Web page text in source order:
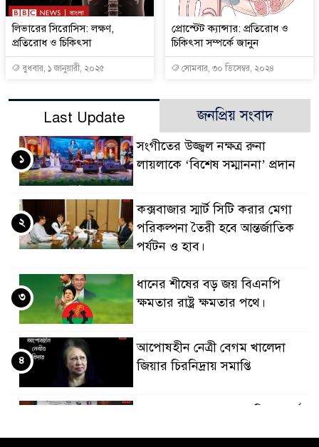
লিভারের সিরোসিস: লক্ষণ,
প্রতিরোধ ও চিকিৎসা
বুধবার, ১ জানুয়ারী, ২০২৫
প্রোস্টেট ক্যান্সার: প্রতিরোধ ও
চিকিৎসা সম্পর্কে জানুন
সোমবার, ৩০ ডিসেম্বর, ২০২৪
Last Update জনপ্রিয় সংবাদ
সংগীতের উজ্জ্বল নক্ষত্র রুনা
লায়লাকে ‘বিশেষ সম্মাননা’ প্রদান
১
কক্সবাজার স্মার্ট সিটি করার মেগা
পরিকল্পনা তৈরী হবে আন্তর্জাতিক
পর্যটন ও হাব।
২
ধানের শীষের বড় জয় বিএনপি
ক্ষমতার রাষ্ট্র ক্ষমতার পথে।
৩
আপোষহীন নেত্রী বেগম খালেদা
জিয়ার চিরনিদ্রায় সমাপ্তি
৪